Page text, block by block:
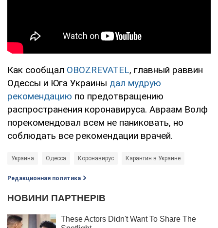
Как сообщал OBOZREVATEL, главный раввин
Одессы и Юга Украины дал мудрую
рекомендацию по предотвращению
распространения коронавируса. Авраам Волф
порекомендовал всем не паниковать, но
соблюдать все рекомендации врачей.
Украина Одесса Коронавирус Карантин в Украине
Редакционная политика